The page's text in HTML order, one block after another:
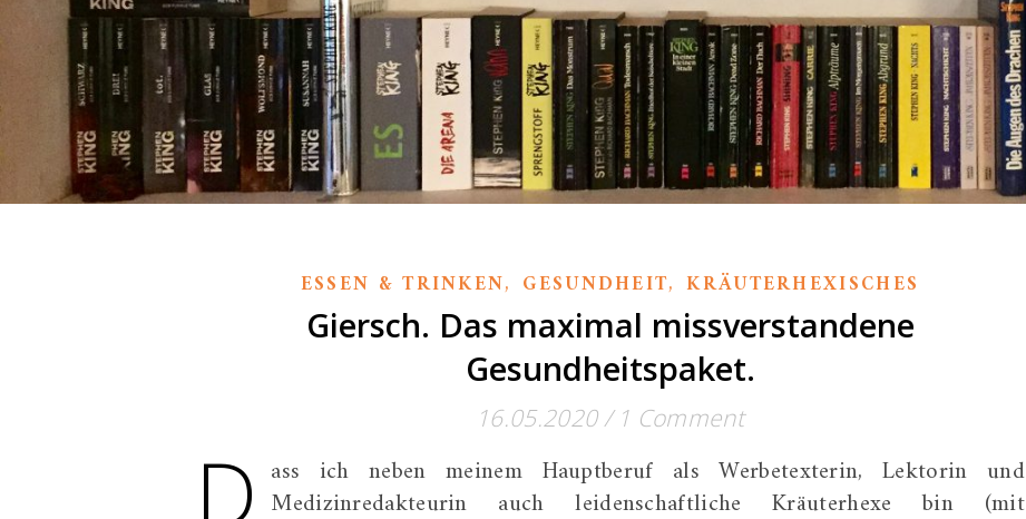
ESSEN & TRINKEN, GESUNDHEIT,KRÄUTERHEXISCHES
Giersch. Das maximal missverstandene
Gesundheitspaket.
16.05.2020 / 1 Comment
D ass ich neben meinem Hauptberuf als Werbetexterin, Lektorin und
Medizinredakteurin auch leidenschaftliche Kräuterhexe bin (mit